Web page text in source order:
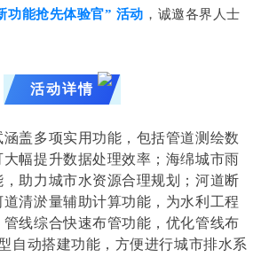
功能抢先体验官” 活动 ，诚邀各界人士
活动详情
涵盖多项实用功能，包括管道测绘数
大幅提升数据处理效率； 海绵城市雨
，助力城市水资源合理规划； 河道断
道清淤量辅助计算功能 ，为水利工程
管线综合快速布管功能 ，优化管线布
自动搭建功能 ，方便进行城市排水系